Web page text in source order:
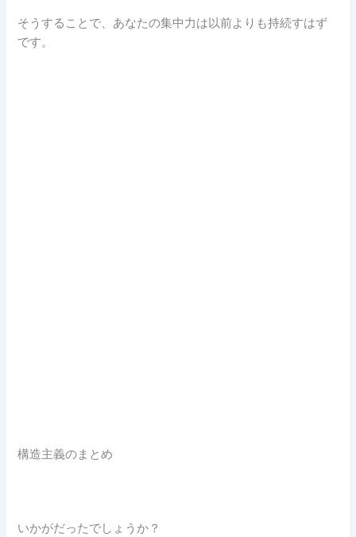
そうすることで、あなたの集中力は以前よりも持続すはず
です。
構造主義のまとめ
いかがだったでしょうか？